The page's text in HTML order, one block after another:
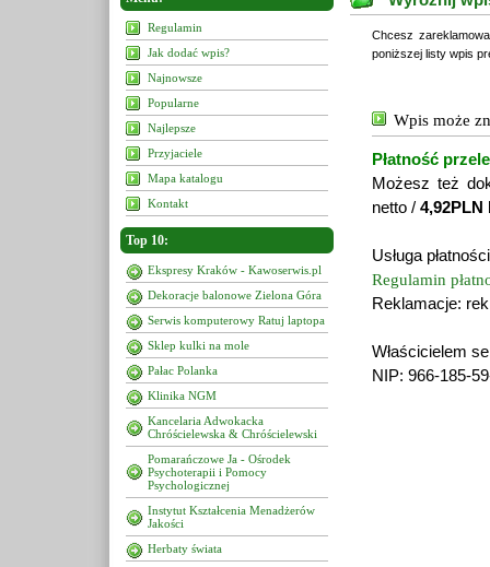
Regulamin
Jak dodać wpis?
Najnowsze
Popularne
Najlepsze
Przyjaciele
Mapa katalogu
Kontakt
Top 10:
Ekspresy Kraków - Kawoserwis.pl
Dekoracje balonowe Zielona Góra
Serwis komputerowy Ratuj laptopa
Sklep kulki na mole
Pałac Polanka
Klinika NGM
Kancelaria Adwokacka
Chróścielewska & Chróścielewski
Pomarańczowe Ja - Ośrodek
Psychoterapii i Pomocy
Psychologicznej
Instytut Kształcenia Menadżerów
Jakości
Herbaty świata
Chcesz
poniższej listy wpis
Wpis może
Płatność
Możesz też
netto /
Usługa
Regulamin
Reklamacje:
Właścicielem
NIP: 966-185-